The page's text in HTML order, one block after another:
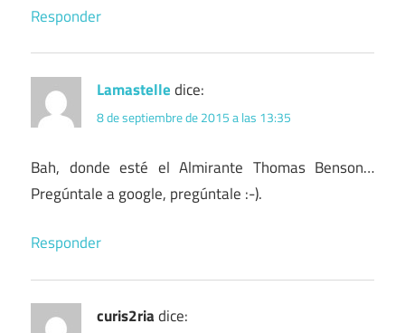
Responder
Lamastelledice:
8 de septiembre de 2015 a las 13:35
Bah, donde esté el Almirante Thomas Benson…
Pregúntale a google, pregúntale :-).
Responder
curis2riadice: